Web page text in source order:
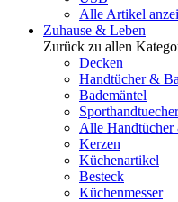
Alle Artikel
Zuhause & Leben
Zurück zu allen
Decken
Handtücher &
Bademäntel
Sporthandtuecher
Alle Handtücher
Kerzen
Küchenartikel
Besteck
Küchenmesser